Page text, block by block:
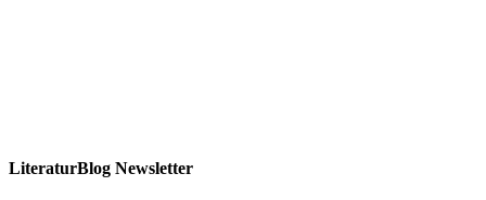
LiteraturBlog Newsletter